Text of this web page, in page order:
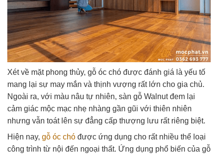
Xét về mặt phong thủy, gỗ óc chó được đánh giá là yếu tố
mang lại sự may mắn và thịnh vượng rất lớn cho gia chủ.
Ngoài ra, với màu nâu tự nhiên, sàn gỗ Walnut đem lại
cảm giác mộc mạc nhẹ nhàng gần gũi với thiên nhiên
nhưng vẫn toát lên sự đẳng cấp thượng lưu rất riêng biệt.
Hiện nay, gỗ óc chó được ứng dụng cho rất nhiều thể loại
công trình từ nội đến ngoại thất. Ứng dụng phổ biến của gỗ